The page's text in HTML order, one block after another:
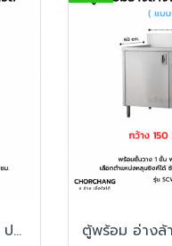
ตู้พร้อม อ่างล้างจาน 2 หลุม ประตูเปิด มีการ์ด รุ่น SCW-15-75 W